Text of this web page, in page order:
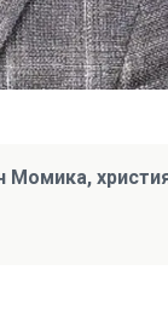
Момика,